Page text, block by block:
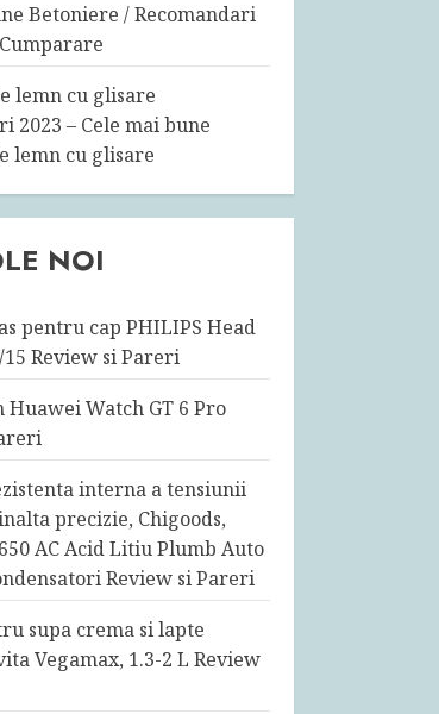
Betoniere / Recomandari
lemn cu glisare
2023 – Cele mai bune
lemn cu glisare
NOI
pentru cap PHILIPS Head
15 Review si Pareri
Huawei Watch GT 6 Pro
interna a tensiunii
precizie, Chigoods,
AC Acid Litiu Plumb Auto
Review si Pareri
supa crema si lapte
Vegamax, 1.3-2 L Review